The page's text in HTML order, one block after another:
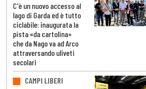
C'è un nuovo accesso al
lago di Garda ed è tutto
ciclabile: inaugurata la
pista «da cartolina»
che da Nago va ad Arco
attraversando uliveti
secolari
CAMPI LIBERI